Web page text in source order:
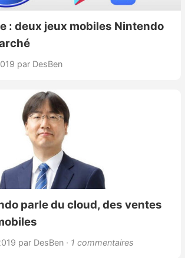
: deux jeux mobiles Nintendo
par DesBen
parle du cloud, des ventes
par DesBen · 1 commentaires